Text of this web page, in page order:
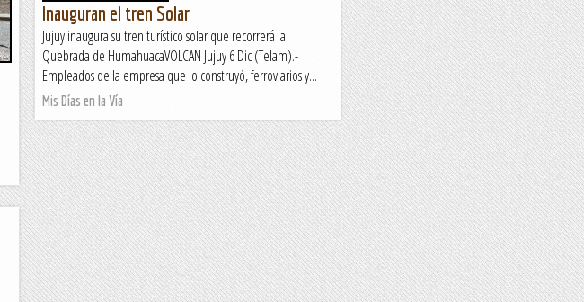
Inauguran el tren Solar
Jujuy inaugura su tren turístico solar que recorrerá la
Quebrada de HumahuacaVOLCAN Jujuy 6 Dic (Telam).-
Empleados de la empresa que lo construyó, ferroviarios y...
Mis Días en la Vía